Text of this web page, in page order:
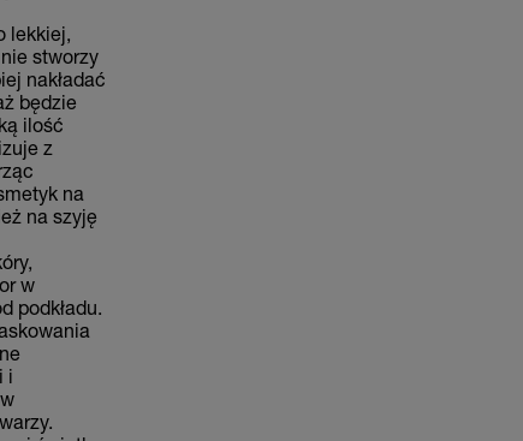
lekkiej,
stworzy
nakładać
będzie
ilość
z
na
na szyję
w
podkładu.
i